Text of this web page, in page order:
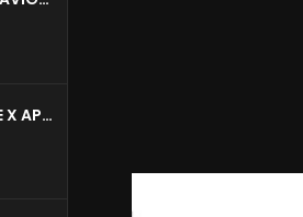
SENSORE PIEDE X APERTURA PORTELLONE ELETTRICO TAILGATE X TUTTE LE AUTO